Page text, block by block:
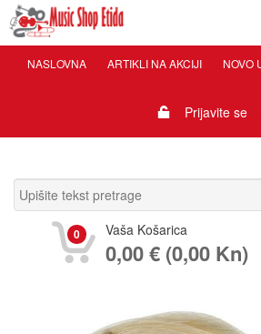
NASLOVNA ARTIKLI NA AKCIJI NOVO
Prijavite se
0 Vaša Košarica
0,00 € (0,00 Kn)